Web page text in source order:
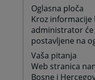
Oglasna ploča
Kroz informacije
administrator će
postavljene na
Vaša pitanja
Web stranica
Bosne i